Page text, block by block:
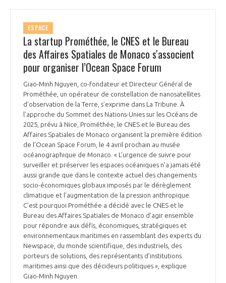
ENVIRONNEMENT
INNOVATION
INTERNATIONALISATION
DOCUMENTS & BROCHURES
RAPPORTS D'ACTIVITÉS
ESPACE
La startup Prométhée, le CNES et le Bureau
des Affaires Spatiales de Monaco s'associent
pour organiser l’Ocean Space Forum
Giao-Minh Nguyen, co-fondateur et Directeur Général de
Prométhée, un opérateur de constellation de nanosatellites
d'observation de la Terre, s’exprime dans La Tribune. À
l'approche du Sommet des Nations-Unies sur les Océans de
2025, prévu à Nice, Prométhée, le CNES et le Bureau des
Affaires Spatiales de Monaco organisent la première édition
de l’Ocean Space Forum, le 4 avril prochain au musée
océanographique de Monaco. « L'urgence de suivre pour
surveiller et préserver les espaces océaniques n'a jamais été
aussi grande que dans le contexte actuel des changements
socio-économiques globaux imposés par le dérèglement
climatique et l’augmentation de la pression anthropique.
C’est pourquoi Prométhée a décidé avec le CNES et le
Bureau des Affaires Spatiales de Monaco d’agir ensemble
pour répondre aux défis, économiques, stratégiques et
environnementaux maritimes en rassemblant des experts du
Newspace, du monde scientifique, des industriels, des
porteurs de solutions, des représentants d’institutions
maritimes ainsi que des décideurs politiques », explique
Giao-Minh Nguyen.